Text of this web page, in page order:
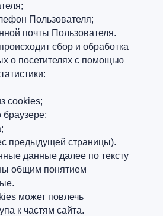
Пользователя;
почты Пользователя.
сбор и обработка
о посетителях с помощью
cookies;
предыдущей страницы).
данные далее по тексту
общим понятием
может повлечь
к частям сайта.